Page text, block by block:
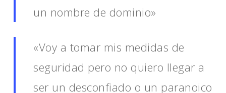
un nombre de dominio»
«Voy a tomar mis medidas de
seguridad pero no quiero llegar a
ser un desconfiado o un paranoico